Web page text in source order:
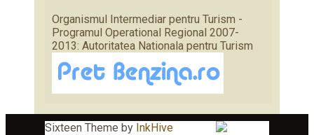
Organismul Intermediar pentru Turism -
Programul Operational Regional 2007-
2013: Autoritatea Nationala pentru Turism
Sixteen Theme by InkHive